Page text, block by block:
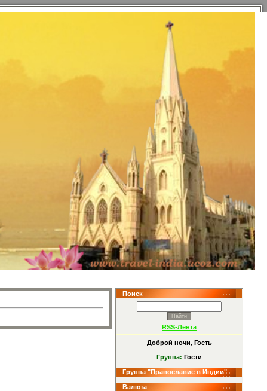
Поиск
RSS-Лента
Доброй ночи, Гость
Группа: Гости
Группа "Православие в Индии"
Валюта